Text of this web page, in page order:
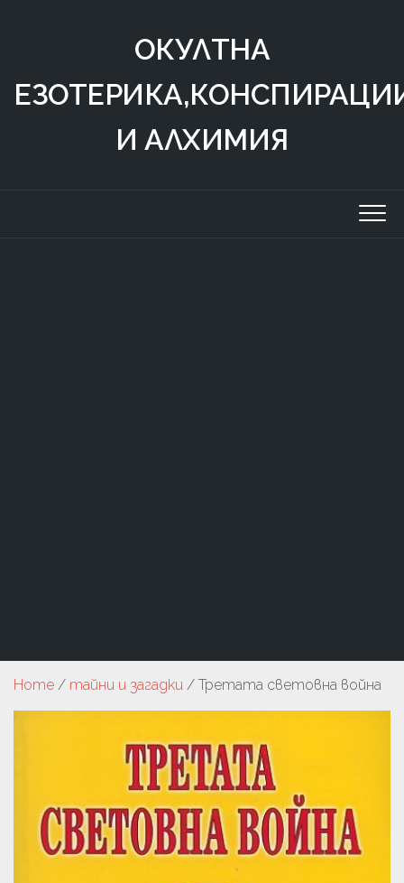
ОКУЛТНА
И АЛХИМИЯ
Home / тайни и загадки / Третата световна война